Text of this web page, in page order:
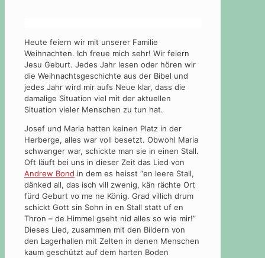
Heute feiern wir mit unserer Familie
Weihnachten. Ich freue mich sehr! Wir feiern
Jesu Geburt. Jedes Jahr lesen oder hören wir
die Weihnachtsgeschichte aus der Bibel und
jedes Jahr wird mir aufs Neue klar, dass die
damalige Situation viel mit der aktuellen
Situation vieler Menschen zu tun hat.
Josef und Maria hatten keinen Platz in der
Herberge, alles war voll besetzt. Obwohl Maria
schwanger war, schickte man sie in einen Stall.
Oft läuft bei uns in dieser Zeit das Lied von
Andrew Bond in dem es heisst “en leere Stall,
dänked all, das isch vill zwenig, kän rächte Ort
fürd Geburt vo me ne König. Grad villich drum
schickt Gott sin Sohn in en Stall statt uf en
Thron – de Himmel gseht nid alles so wie mir!”
Dieses Lied, zusammen mit den Bildern von
den Lagerhallen mit Zelten in denen Menschen
kaum geschützt auf dem harten Boden